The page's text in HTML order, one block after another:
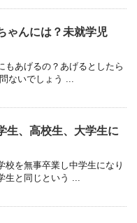
ゃんには？未就学児
もあげるの？あげるとしたら
ないでしょう ...
生、高校生、大学生に
校を無事卒業し中学生になり
生と同じという ...